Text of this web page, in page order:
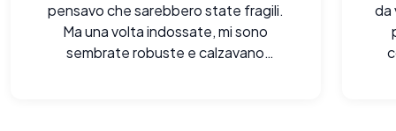
pensavo che sarebbero state fragili.
Ma una volta indossate, mi sono
sembrate robuste e calzavano
da